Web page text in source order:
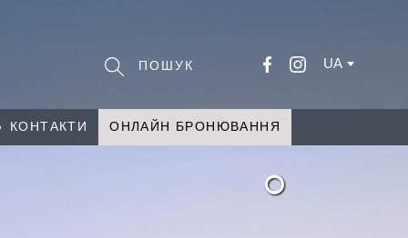
UA
КОНТАКТИ ОНЛАЙН БРОНЮВАННЯ
°